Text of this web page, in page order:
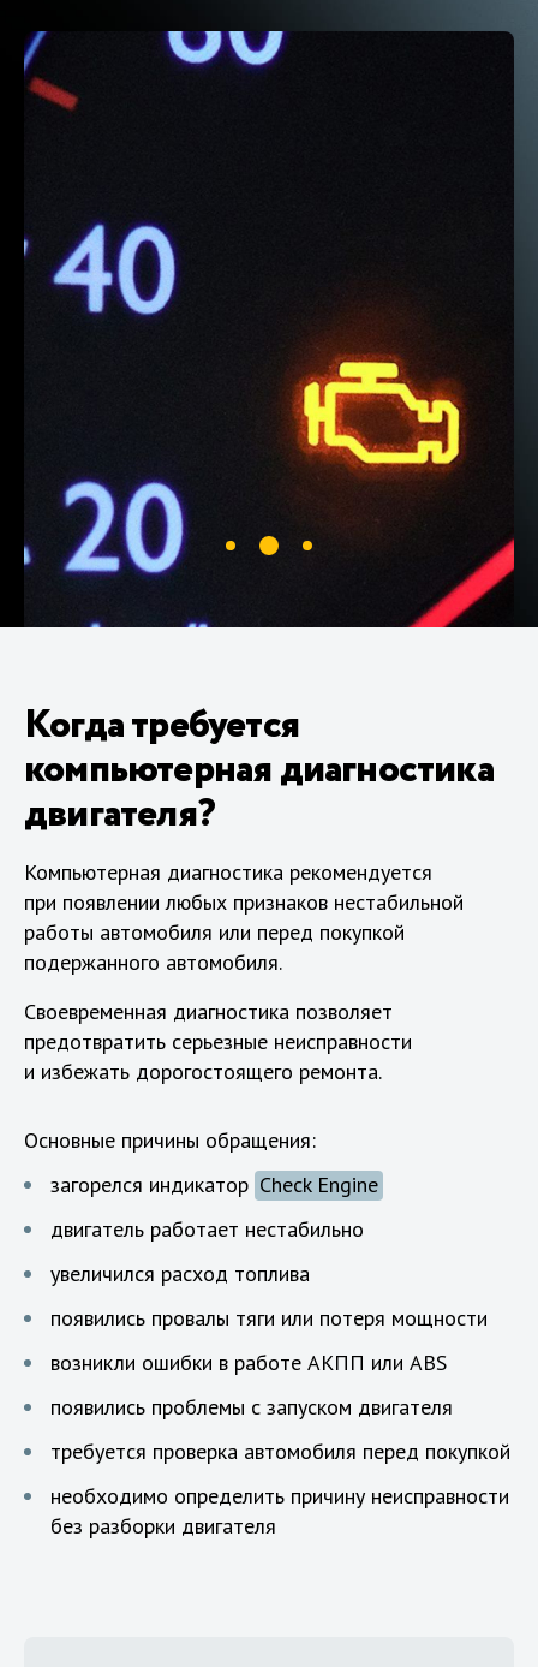
Когда требуется
компьютерная диагностика
двигателя?
Компьютерная диагностика рекомендуется
при появлении любых признаков нестабильной
работы автомобиля или перед покупкой
подержанного автомобиля.
Своевременная диагностика позволяет
предотвратить серьезные неисправности
и избежать дорогостоящего ремонта.
Основные причины обращения:
загорелся индикатор Check Engine
двигатель работает нестабильно
увеличился расход топлива
появились провалы тяги или потеря мощности
возникли ошибки в работе АКПП или ABS
появились проблемы с запуском двигателя
требуется проверка автомобиля перед покупкой
необходимо определить причину неисправности
без разборки двигателя